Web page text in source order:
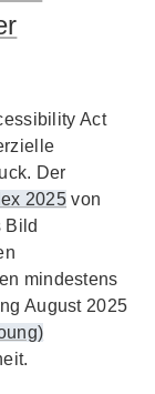
Act
Der
2025 von
Bild
mindestens
August 2025